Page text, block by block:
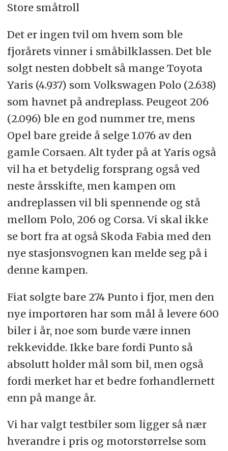
Store småtroll
Det er ingen tvil om hvem som ble
fjorårets vinner i småbilklassen. Det ble
solgt nesten dobbelt så mange Toyota
Yaris (4.937) som Volkswagen Polo (2.638)
som havnet på andreplass. Peugeot 206
(2.096) ble en god nummer tre, mens
Opel bare greide å selge 1.076 av den
gamle Corsaen. Alt tyder på at Yaris også
vil ha et betydelig forsprang også ved
neste årsskifte, men kampen om
andreplassen vil bli spennende og stå
mellom Polo, 206 og Corsa. Vi skal ikke
se bort fra at også Skoda Fabia med den
nye stasjonsvognen kan melde seg på i
denne kampen.
Fiat solgte bare 274 Punto i fjor, men den
nye importøren har som mål å levere 600
biler i år, noe som burde være innen
rekkevidde. Ikke bare fordi Punto så
absolutt holder mål som bil, men også
fordi merket har et bedre forhandlernett
enn på mange år.
Vi har valgt testbiler som ligger så nær
hverandre i pris og motorstørrelse som